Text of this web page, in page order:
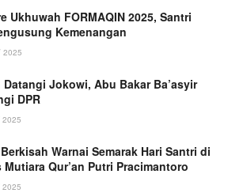
Ukhuwah FORMAQIN 2025, Santri
Kemenangan
2025
Datangi Jokowi, Abu Bakar Ba’asyir
DPR
2025
Warnai Semarak Hari Santri di
Mutiara Qur’an Putri Pracimantoro
2025